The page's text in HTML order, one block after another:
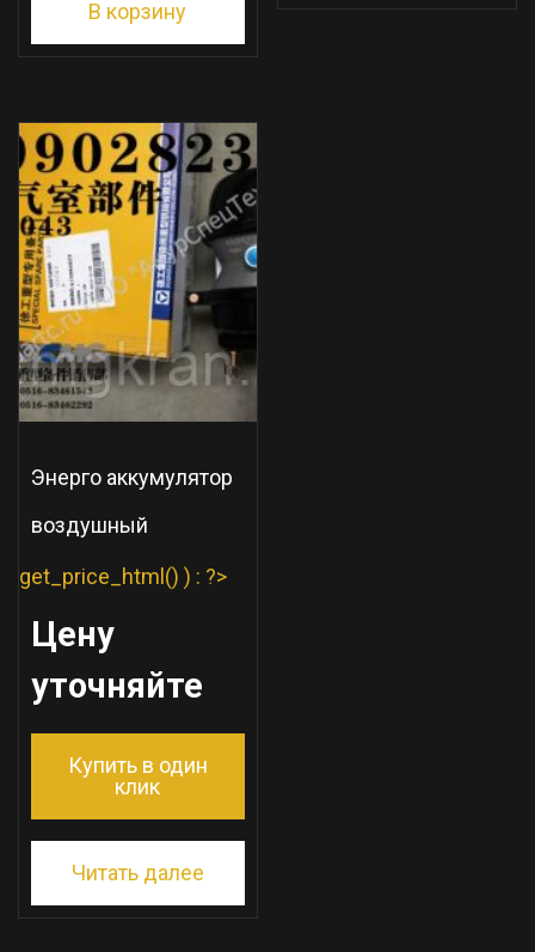
В корзину
Энерго аккумулятор
воздушный
get_price_html() ) : ?>
Цену
уточняйте
Купить в один
клик
Читать далее